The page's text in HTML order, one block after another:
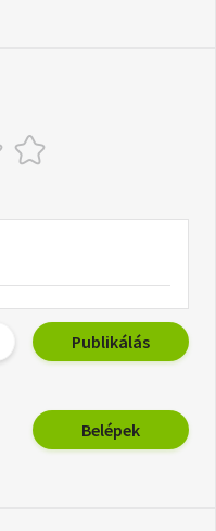
Publikálás
Belépek